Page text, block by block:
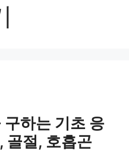
구하는 기초 응
골절, 호흡곤